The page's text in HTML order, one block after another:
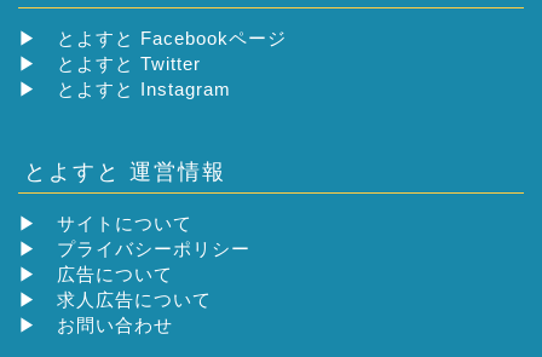
▶
とよすと Facebookページ
▶
とよすと Twitter
▶
とよすと Instagram
とよすと 運営情報
▶ サイトについて
▶ プライバシーポリシー
▶ 広告について
▶ 求人広告について
▶ お問い合わせ